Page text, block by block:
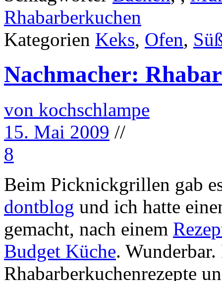
Rhabarberkuchen
Kategorien Keks, Ofen,
Nachmacher:
von kochschlampe
15. Mai 2009 //
8
Beim Picknickgrillen gab
dontblog und ich hatte
gemacht, nach einem
Budget Küche.
Rhabarberkuchenrezepte